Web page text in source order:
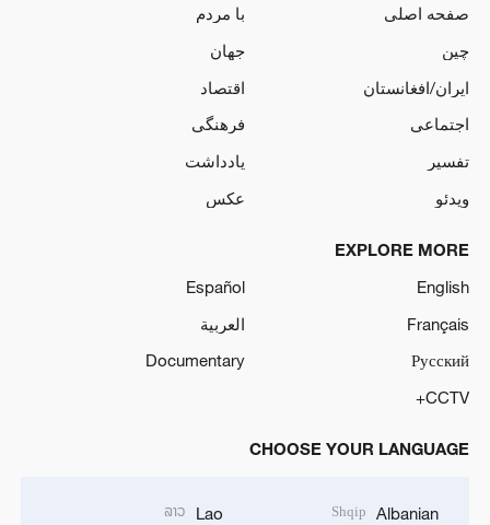
صفحه اصلی
با مردم
چین
جهان
ایران/افغانستان
اقتصاد
اجتماعی
فرهنگی
تفسیر
یادداشت
ویدئو
عکس
EXPLORE MORE
English
Español
Français
العربية
Русский
Documentary
CCTV+
CHOOSE YOUR LANGUAGE
Albanian
Shqip
Lao
ລາວ